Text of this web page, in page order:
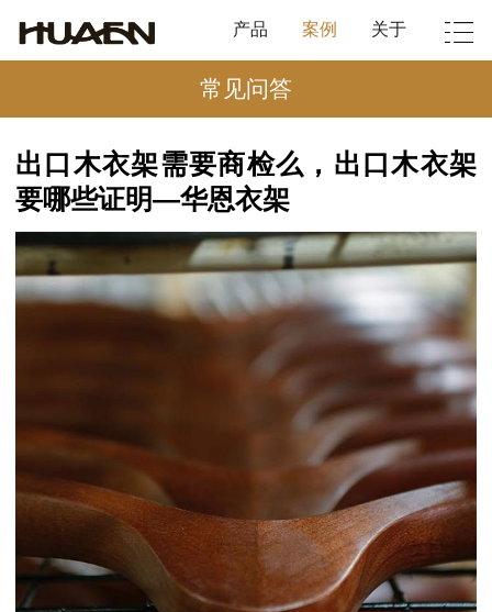
产品 案例 关于
常见问答
出口木衣架需要商检么，出口木衣架
要哪些证明—华恩衣架